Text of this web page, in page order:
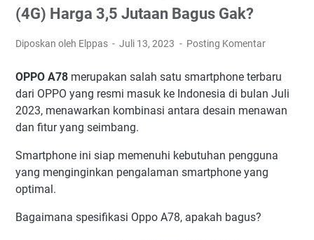
(4G) Harga 3,5 Jutaan Bagus Gak?
Diposkan oleh Elppas Juli 13, 2023 Posting Komentar
OPPO A78 merupakan salah satu smartphone terbaru
dari OPPO yang resmi masuk ke Indonesia di bulan Juli
2023, menawarkan kombinasi antara desain menawan
dan fitur yang seimbang.
Smartphone ini siap memenuhi kebutuhan pengguna
yang menginginkan pengalaman smartphone yang
optimal.
Bagaimana spesifikasi Oppo A78, apakah bagus?